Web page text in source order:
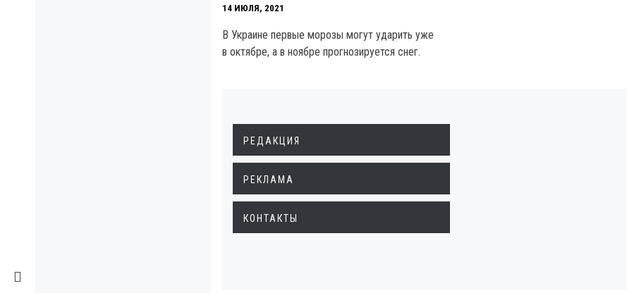
14 ИЮЛЯ, 2021
В Украине первые морозы могут ударить уже
в октябре, а в ноябре прогнозируется снег.
РЕДАКЦИЯ
РЕКЛАМА
КОНТАКТЫ